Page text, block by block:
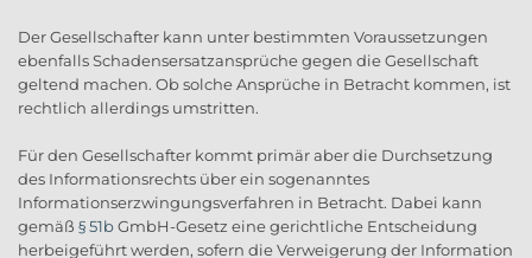
Der Gesellschafter kann unter bestimmten Voraussetzungen
ebenfalls Schadensersatzansprüche gegen die Gesellschaft
geltend machen. Ob solche Ansprüche in Betracht kommen, ist
rechtlich allerdings umstritten.
Für den Gesellschafter kommt primär aber die Durchsetzung
des Informationsrechts über ein sogenanntes
Informationserzwingungsverfahren in Betracht. Dabei kann
gemäß § 51bGmbH-Gesetz eine gerichtliche Entscheidung
herbeigeführt werden, sofern die Verweigerung der Information